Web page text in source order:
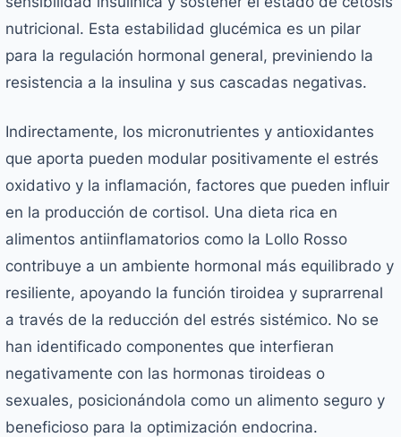
nutricional. Esta estabilidad glucémica es un pilar
para la regulación hormonal general, previniendo la
resistencia a la insulina y sus cascadas negativas.
Indirectamente, los micronutrientes y antioxidantes
que aporta pueden modular positivamente el estrés
oxidativo y la inflamación, factores que pueden influir
en la producción de cortisol. Una dieta rica en
alimentos antiinflamatorios como la Lollo Rosso
contribuye a un ambiente hormonal más equilibrado y
resiliente, apoyando la función tiroidea y suprarrenal
a través de la reducción del estrés sistémico. No se
han identificado componentes que interfieran
negativamente con las hormonas tiroideas o
sexuales, posicionándola como un alimento seguro y
beneficioso para la optimización endocrina.